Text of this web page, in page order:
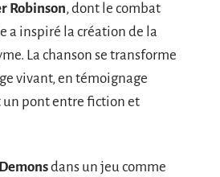
Robinson, dont le combat
a inspiré la création de la
La chanson se transforme
vivant, en témoignage
un pont entre fiction et
Demonsdans un jeu comme